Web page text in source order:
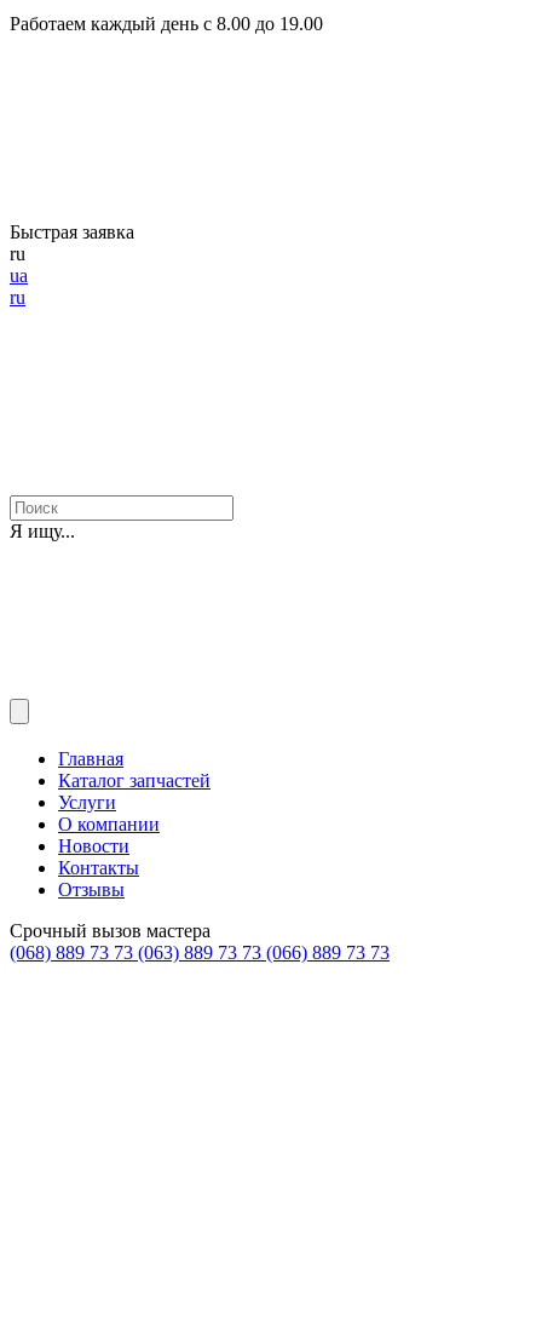
Работаем каждый день с 8.00 до 19.00
Быстрая заявка
ru
ua
ru
Я ищу...
Главная
Каталог запчастей
Услуги
О компании
Новости
Контакты
Отзывы
Срочный вызов мастера
(068) 889 73 73 (063) 889 73 73 (066) 889 73 73